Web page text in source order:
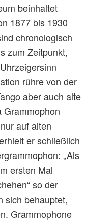
beinhaltet
1877 bis 1930
chronologisch
zum Zeitpunkt,
rühre von der
aber auch alte
Grammophon
auf alten
er schließlich
„Als
ersten Mal
so der
sich behauptet,
Grammophone